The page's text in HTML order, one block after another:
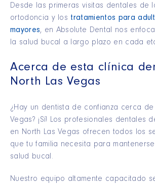
Desde las primeras visitas dentales de
ortodoncia y los tratamientos para
mayores, en Absolute Dental nos
la salud bucal a largo plazo en cada
Acerca de esta clínica
North Las Vegas
¿Hay un dentista de confianza cerca de
Vegas? ¡Sí! Los profesionales dentales
en North Las Vegas ofrecen todos los
que tu familia necesita para
salud bucal.
Nuestro equipo altamente capacitado